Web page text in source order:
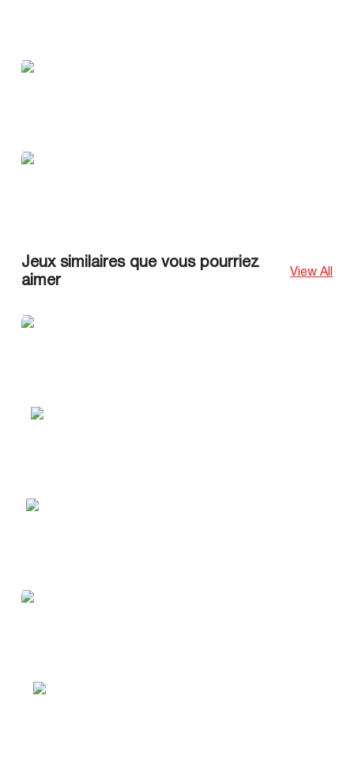
Jeux similaires que vous pourriez
aimer
View All